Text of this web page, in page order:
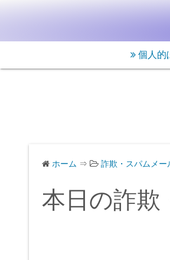
個人的
ホーム ⇒ 詐欺・スパムメー
本日の詐欺